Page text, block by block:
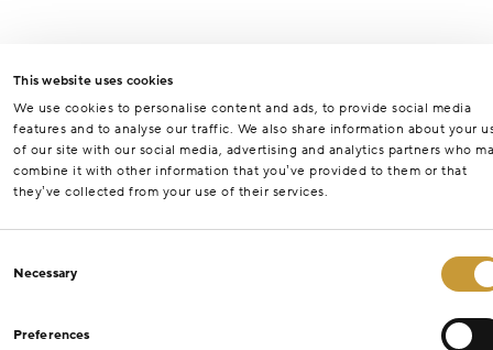
This website uses cookies
We use cookies to personalise content and ads, to provide social media
features and to analyse our traffic. We also share information about your
of our site with our social media, advertising and analytics partners who
combine it with other information that you’ve provided to them or that
they’ve collected from your use of their services.
Selection
Necessary
Preferences